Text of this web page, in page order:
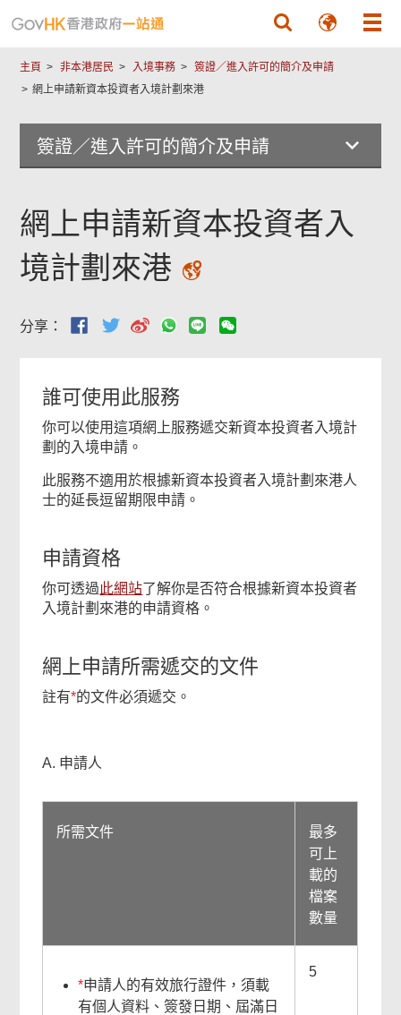
主頁 非本港居民 入境事務
簽證／進入許可的簡介及申請
網上申請新資本投資者入境計劃來港
簽證／進入許可的簡介及申請
網上申請新資本投資者入
境計劃來港
分享：
誰可使用此服務
你可以使用這項網上服務遞交新資本投資者入境計
劃的入境申請。
此服務不適用於根據新資本投資者入境計劃來港人
士的延長逗留期限申請。
申請資格
你可透過此網站了解你是否符合根據新資本投資者
入境計劃來港的申請資格。
網上申請所需遞交的文件
註有*的文件必須遞交。
A. 申請人
所需文件
最多
可上
載的
檔案
數量
*申請人的有效旅行證件，須載
有個人資料、簽發日期、屆滿日
5